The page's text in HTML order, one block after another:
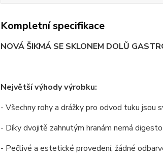
Kompletní specifikace
NOVÁ ŠIKMÁ SE SKLONEM DOLŮ
Největší výhody výrobku:
- Všechny rohy a drážky pro odvod tuku
- Díky dvojitě zahnutým hranám nemá
- Pečlivé a estetické provedení, žádné